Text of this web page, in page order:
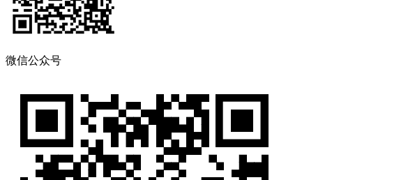
微信公众号